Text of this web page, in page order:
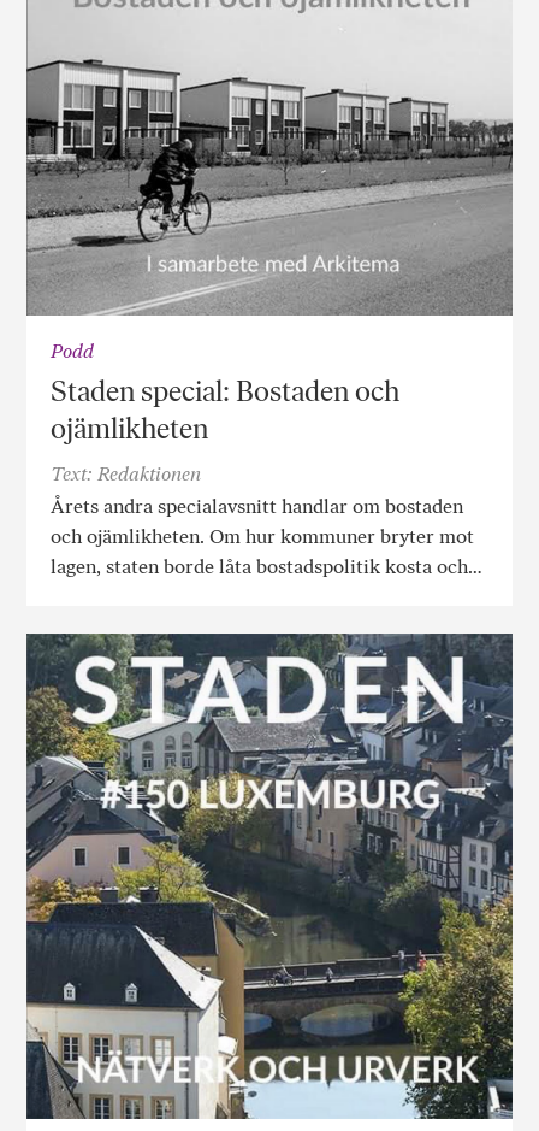
Podd
Staden special: Bostaden och
ojämlikheten
Text: Redaktionen
Årets andra specialavsnitt handlar om bostaden
och ojämlikheten. Om hur kommuner bryter mot
lagen, staten borde låta bostadspolitik kosta och…